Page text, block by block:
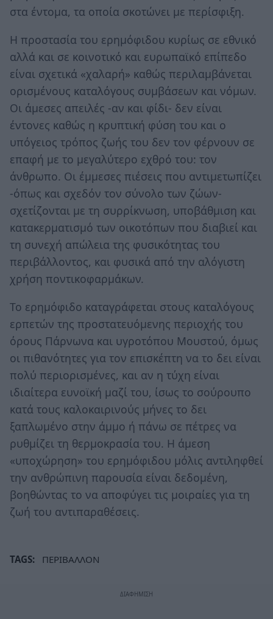
στα έντομα, τα οποία σκοτώνει με περίσφιξη.
Η προστασία του ερημόφιδου κυρίως σε εθνικό
αλλά και σε κοινοτικό και ευρωπαϊκό επίπεδο
είναι σχετικά «χαλαρή» καθώς περιλαμβάνεται
ορισμένους καταλόγους συμβάσεων και νόμων.
Οι άμεσες απειλές -αν και φίδι- δεν είναι
έντονες καθώς η κρυπτική φύση του και ο
υπόγειος τρόπος ζωής του δεν τον φέρνουν σε
επαφή με το μεγαλύτερο εχθρό του: τον
άνθρωπο. Οι έμμεσες πιέσεις που αντιμετωπίζει
-όπως και σχεδόν τον σύνολο των ζώων-
σχετίζονται με τη συρρίκνωση, υποβάθμιση και
κατακερματισμό των οικοτόπων που διαβιεί και
τη συνεχή απώλεια της φυσικότητας του
περιβάλλοντος, και φυσικά από την αλόγιστη
χρήση ποντικοφαρμάκων.
Το ερημόφιδο καταγράφεται στους καταλόγους
ερπετών της προστατευόμενης περιοχής του
όρους Πάρνωνα και υγροτόπου Μουστού, όμως
οι πιθανότητες για τον επισκέπτη να το δει είναι
πολύ περιορισμένες, και αν η τύχη είναι
ιδιαίτερα ευνοϊκή μαζί του, ίσως το σούρουπο
κατά τους καλοκαιρινούς μήνες το δει
ξαπλωμένο στην άμμο ή πάνω σε πέτρες να
ρυθμίζει τη θερμοκρασία του. Η άμεση
«υποχώρηση» του ερημόφιδου μόλις αντιληφθεί
την ανθρώπινη παρουσία είναι δεδομένη,
βοηθώντας το να αποφύγει τις μοιραίες για τη
ζωή του αντιπαραθέσεις.
TAGS: ΠΕΡΙΒΑΛΛΟΝ